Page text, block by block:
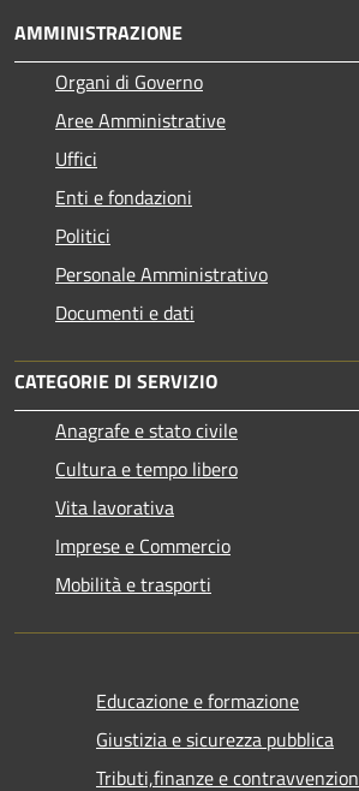
AMMINISTRAZIONE
Organi di Governo
Aree Amministrative
Uffici
Enti e fondazioni
Politici
Personale Amministrativo
Documenti e dati
CATEGORIE DI SERVIZIO
Anagrafe e stato civile
Cultura e tempo libero
Vita lavorativa
Imprese e Commercio
Mobilità e trasporti
Educazione e formazione
Giustizia e sicurezza pubblica
Tributi,finanze e